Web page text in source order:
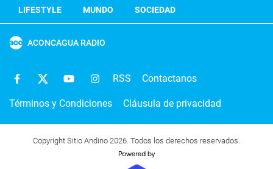
LIFESTYLE
MUNDO SOCIEDAD
ACONCAGUA RADIO
RSS Contactanos
Términos y Condiciones Cláusula de privacidad
Copyright Sitio Andino 2026. Todos los derechos reservados.